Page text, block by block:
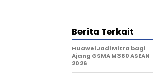
Berita Terkait
Huawei Jadi Mitra bagi
Ajang GSMA M360 ASEAN
2026